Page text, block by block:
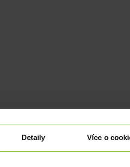
Detaily Více o